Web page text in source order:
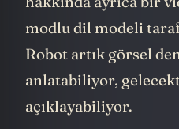
hakkında ayrıca bir
modlu dil modeli
Robot artık görsel
anlatabiliyor,